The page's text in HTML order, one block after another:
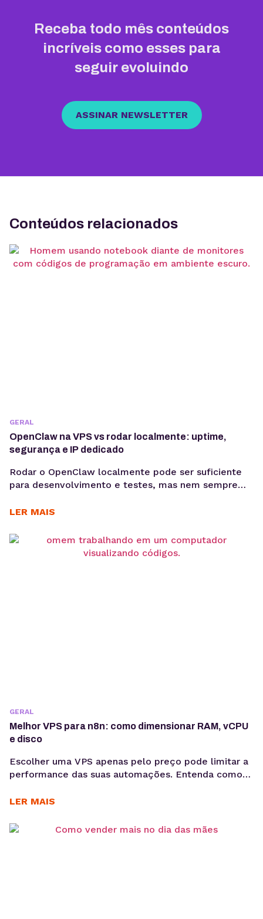
Receba todo mês conteúdos
incríveis como esses para
seguir evoluindo
ASSINAR NEWSLETTER
Conteúdos relacionados
GERAL
OpenClaw na VPS vs rodar localmente: uptime,
segurança e IP dedicado
Rodar o OpenClaw localmente pode ser suficiente
para desenvolvimento e testes, mas nem sempre
produção. Compare ambiente local e VPS e entenda
desempenho, acesso remoto e IP dedicado. Ao
iniciar um projeto com OpenClaw, uma das primeiras
LER MAIS
GERAL
Melhor VPS para n8n: como dimensionar RAM, vCPU
e disco
Escolher uma VPS apenas pelo preço pode limitar a
performance das suas automações. Entenda como
descubra como dimensionar a infraestrutura
plataforma de automação usada por empresas que
LER MAIS